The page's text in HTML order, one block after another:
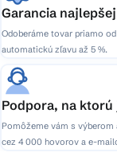
Garancia
Odoberáme tovar priamo
automatickú zľavu až 5 %.
Podpora, na ktorú
Pomôžeme vám s
cez 4 000 hovorov a e-